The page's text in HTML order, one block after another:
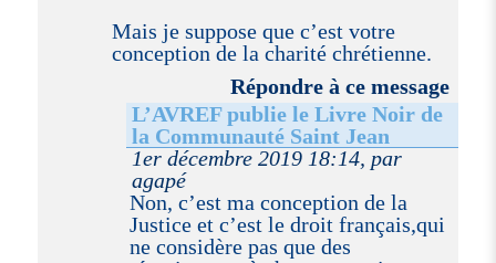
Mais je suppose que c’est votre
conception de la charité chrétienne.
Répondre à ce message
L’AVREF publie le Livre Noir de
la Communauté Saint Jean
1er décembre 2019 18:14, par
agapé
Non, c’est ma conception de la
Justice et c’est le droit français,qui
ne considère pas que des